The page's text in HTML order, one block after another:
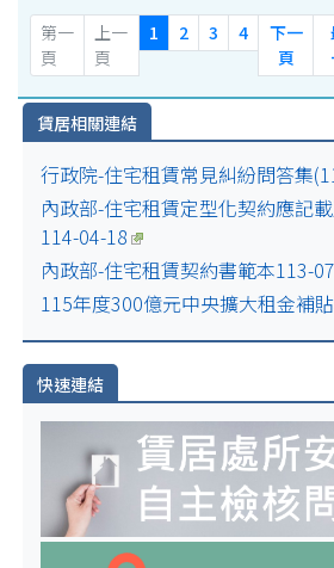
第一
頁
上一
頁
1 2 3 4
下一
頁
賃居相關連結
行政院-住宅租賃常見糾紛問答集
內政部-住宅租賃定型化契約應記
114-04-18
內政部-住宅租賃契約書範本113-
115年度300億元中央擴大租金補
快速連結